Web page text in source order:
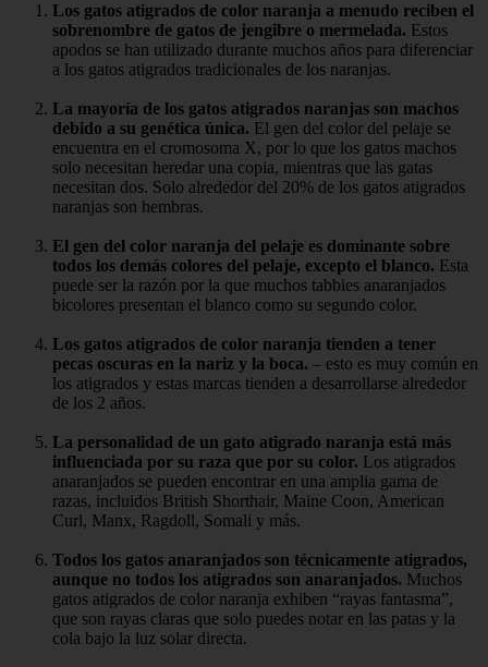
Los gatos atigrados de color naranja a menudo reciben el
sobrenombre de gatos de jengibre o mermelada. Estos
apodos se han utilizado durante muchos años para diferenciar
a los gatos atigrados tradicionales de los naranjas.
La mayoría de los gatos atigrados naranjas son machos
debido a su genética única. El gen del color del pelaje se
encuentra en el cromosoma X, por lo que los gatos machos
solo necesitan heredar una copia, mientras que las gatas
necesitan dos. Solo alrededor del 20% de los gatos atigrados
naranjas son hembras.
El gen del color naranja del pelaje es dominante sobre
todos los demás colores del pelaje, excepto el blanco. Esta
puede ser la razón por la que muchos tabbies anaranjados
bicolores presentan el blanco como su segundo color.
Los gatos atigrados de color naranja tienden a tener
pecas oscuras en la nariz y la boca. – esto es muy común en
los atigrados y estas marcas tienden a desarrollarse alrededor
de los 2 años.
La personalidad de un gato atigrado naranja está más
influenciada por su raza que por su color. Los atigrados
anaranjados se pueden encontrar en una amplia gama de
razas, incluidos British Shorthair, Maine Coon, American
Curl, Manx, Ragdoll, Somali y más.
Todos los gatos anaranjados son técnicamente atigrados,
aunque no todos los atigrados son anaranjados. Muchos
gatos atigrados de color naranja exhiben “rayas fantasma”,
que son rayas claras que solo puedes notar en las patas y la
cola bajo la luz solar directa.